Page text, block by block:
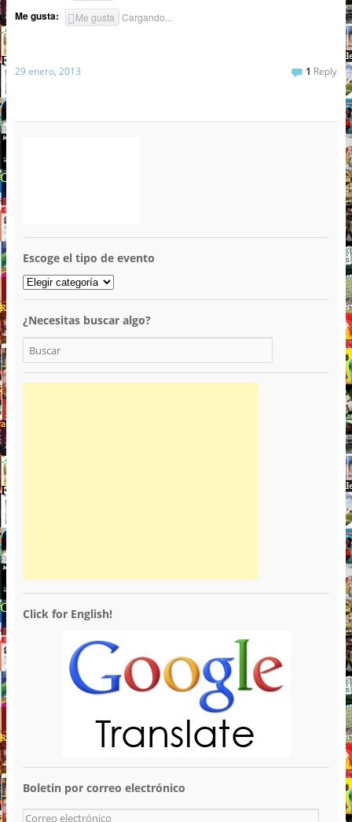
Me gusta: Me gusta Cargando...
29 enero, 2013 1 Reply
Escoge el tipo de evento
¿Necesitas buscar algo?
Click for English!
Boletin por correo electrónico